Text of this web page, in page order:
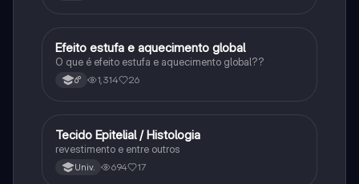
Ciência
Efeito estufa e aquecimento global
O que é efeito estufa e aquecimento global??
6° 1,314 26
Ciência
Tecido Epitelial / Histologia
revestimento e entre outros
Univ. 694 17